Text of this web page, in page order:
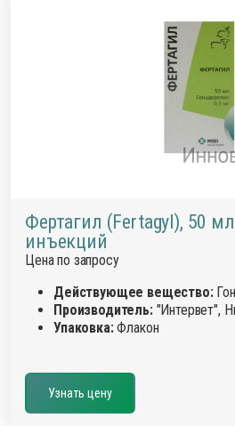
Фертагил (Fertagyl), 50
инъекций
Цена по запросу
Действующее вещество:
Производитель:"Интервет",
Упаковка:Флакон
Узнать цену